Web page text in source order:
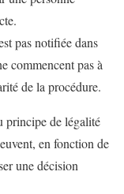
pas notifiée dans
commencent pas à
de la procédure.
principe de légalité
en fonction de
une décision